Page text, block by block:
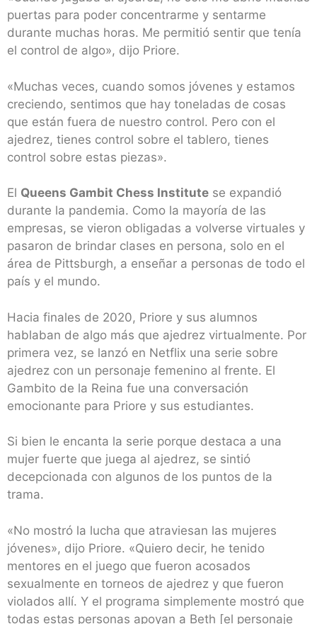
puertas para poder concentrarme y sentarme
durante muchas horas. Me permitió sentir que tenía
el control de algo», dijo Priore.
«Muchas veces, cuando somos jóvenes y estamos
creciendo, sentimos que hay toneladas de cosas
que están fuera de nuestro control. Pero con el
ajedrez, tienes control sobre el tablero, tienes
control sobre estas piezas».
El Queens Gambit Chess Institute se expandió
durante la pandemia. Como la mayoría de las
empresas, se vieron obligadas a volverse virtuales y
pasaron de brindar clases en persona, solo en el
área de Pittsburgh, a enseñar a personas de todo el
país y el mundo.
Hacia finales de 2020, Priore y sus alumnos
hablaban de algo más que ajedrez virtualmente. Por
primera vez, se lanzó en Netflix una serie sobre
ajedrez con un personaje femenino al frente. El
Gambito de la Reina fue una conversación
emocionante para Priore y sus estudiantes.
Si bien le encanta la serie porque destaca a una
mujer fuerte que juega al ajedrez, se sintió
decepcionada con algunos de los puntos de la
trama.
«No mostró la lucha que atraviesan las mujeres
jóvenes», dijo Priore. «Quiero decir, he tenido
mentores en el juego que fueron acosados ​​
sexualmente en torneos de ajedrez y que fueron
violados allí. Y el programa simplemente mostró que
todas estas personas apoyan a Beth [el personaje